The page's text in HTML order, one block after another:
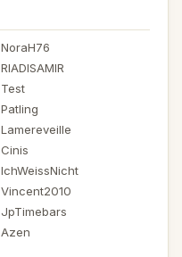
NoraH76
RIADISAMIR
Test
Patling
Lamereveille
Cinis
IchWeissNicht
Vincent2010
JpTimebars
Azen